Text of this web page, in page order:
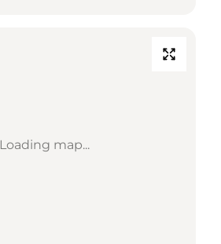
Loading map...